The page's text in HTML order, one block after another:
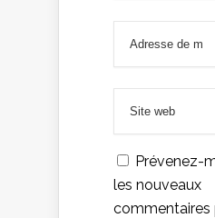
Prévenez-
les nouveaux
commentaires